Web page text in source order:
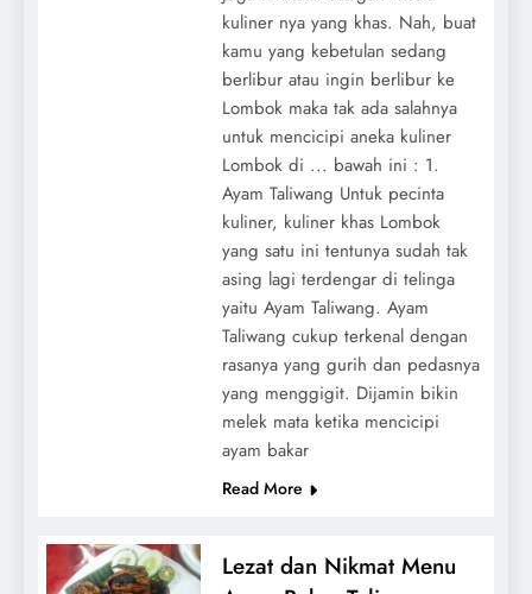
kuliner nya yang khas. Nah, buat
kamu yang kebetulan sedang
berlibur atau ingin berlibur ke
Lombok maka tak ada salahnya
untuk mencicipi aneka kuliner
Lombok di ... bawah ini : 1.
Ayam Taliwang Untuk pecinta
kuliner, kuliner khas Lombok
yang satu ini tentunya sudah tak
asing lagi terdengar di telinga
yaitu Ayam Taliwang. Ayam
Taliwang cukup terkenal dengan
rasanya yang gurih dan pedasnya
yang menggigit. Dijamin bikin
melek mata ketika mencicipi
ayam bakar
Read More
Lezat dan Nikmat Menu